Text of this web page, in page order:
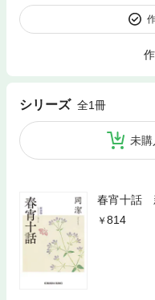
シリーズ 全1冊
未購
春宵十話
814